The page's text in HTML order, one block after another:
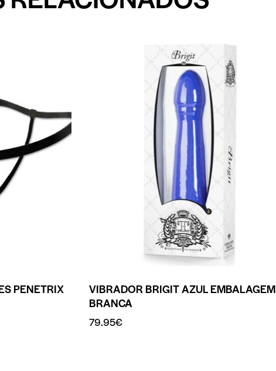
PENETRIX
VIBRADOR BRIGIT AZUL EMBALAGEM
BRANCA
79.95€